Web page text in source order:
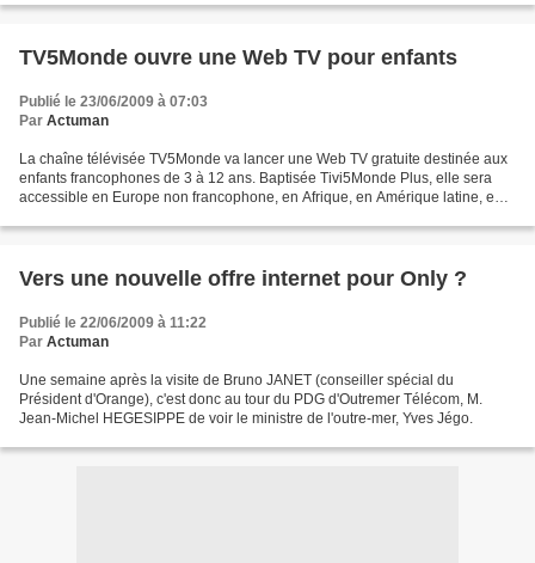
TV5Monde ouvre une Web TV pour enfants
Publié le 23/06/2009 à 07:03
Par Actuman
La chaîne télévisée TV5Monde va lancer une Web TV gratuite destinée aux
enfants francophones de 3 à 12 ans. Baptisée Tivi5Monde Plus, elle sera
accessible en Europe non francophone, en Afrique, en Amérique latine, en
Vers une nouvelle offre internet pour Only ?
Publié le 22/06/2009 à 11:22
Par Actuman
Une semaine après la visite de Bruno JANET (conseiller spécial du
Président d'Orange), c'est donc au tour du PDG d'Outremer Télécom, M.
Jean-Michel HEGESIPPE de voir le ministre de l'outre-mer, Yves Jégo.